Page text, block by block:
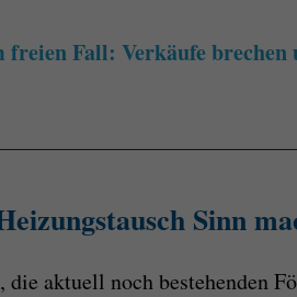
Fall: Verkäufe brechen
Sinn
aktuell noch bestehenden